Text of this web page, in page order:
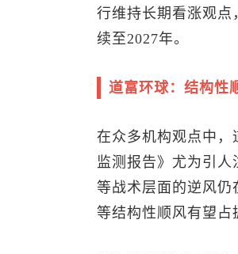
行维持长期看涨观点
续至2027年。
道富环球：结构性
在众多机构观点中，
监测报告》尤为引
等战术层面的逆风仍
等结构性顺风有望占